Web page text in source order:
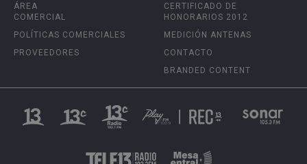
ÁREA
COMERCIAL
POLÍTICAS COMERCIALES
PROVEEDORES
CERTIFICADO DE
HONORARIOS 2012
MEDICIÓN ANTENAS
CONTACTO
BRANDED CONTENT